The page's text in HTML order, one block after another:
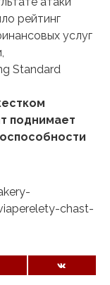
рейтинг
услуг
Standard
поднимает
chast-